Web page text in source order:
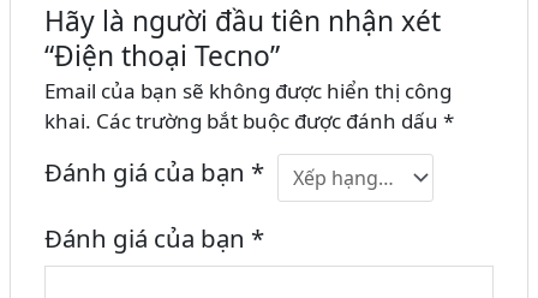
Hãy là người đầu tiên nhận xét
“Điện thoại Tecno”
Email của bạn sẽ không được hiển thị công
khai. Các trường bắt buộc được đánh dấu*
Đánh giá của bạn *
Đánh giá của bạn *